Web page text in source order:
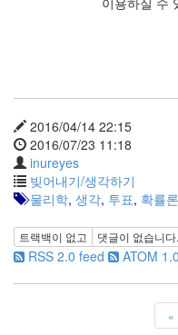
2016/04/14 22:15
2016/07/23 11:18
inureyes
빚어내기/생각하기
물리학, 생각, 투표, 확률론
트랙백이 없고 댓글이 없습니다.
RSS 2.0 feed ATOM
«
도
우
8
의
사
자
인
페